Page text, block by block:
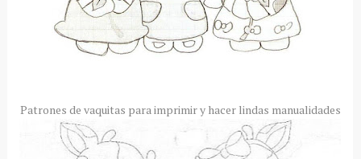
Patrones de vaquitas para imprimir y hacer lindas manualidades